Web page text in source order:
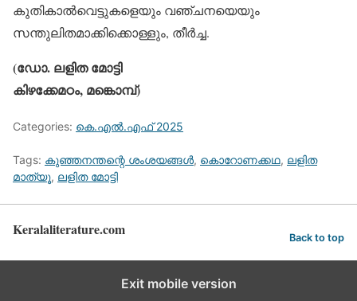
കുതികാല്‍വെട്ടുകളെയും വഞ്ചനയെയും
സന്തുലിതമാക്കിക്കൊള്ളും, തീര്‍ച്ച.
(ഡോ. ലളിത മോട്ടി
കിഴക്കേമഠം, മങ്കൊമ്പ്)
Categories: കെ.എല്‍.എഫ് 2025
Tags: കുഞ്ഞനന്തന്റെ ശംശയങ്ങള്‍, കൊറോണക്കഥ, ലളിത
മാത്യൂ, ലളിത മോട്ടി
Keralaliterature.com Back to top
Exit mobile version